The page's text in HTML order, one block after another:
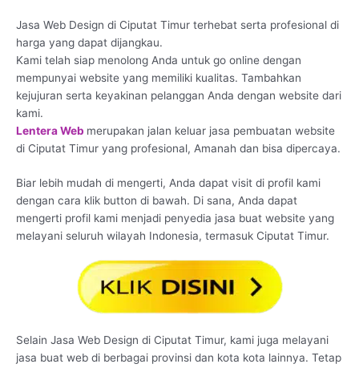
Jasa Web Design di Ciputat Timur terhebat serta profesional di
harga yang dapat dijangkau.
Kami telah siap menolong Anda untuk go online dengan
mempunyai website yang memiliki kualitas. Tambahkan
kejujuran serta keyakinan pelanggan Anda dengan website dari
kami.
Lentera Web merupakan jalan keluar jasa pembuatan website
di Ciputat Timur yang profesional, Amanah dan bisa dipercaya.
Biar lebih mudah di mengerti, Anda dapat visit di profil kami
dengan cara klik button di bawah. Di sana, Anda dapat
mengerti profil kami menjadi penyedia jasa buat website yang
melayani seluruh wilayah Indonesia, termasuk Ciputat Timur.
Selain Jasa Web Design di Ciputat Timur, kami juga melayani
jasa buat web di berbagai provinsi dan kota kota lainnya. Tetap